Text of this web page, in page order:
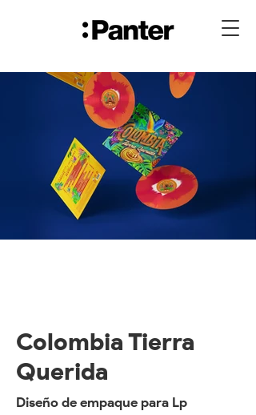
Colombia Tierra
Querida
Diseño de empaque para Lp